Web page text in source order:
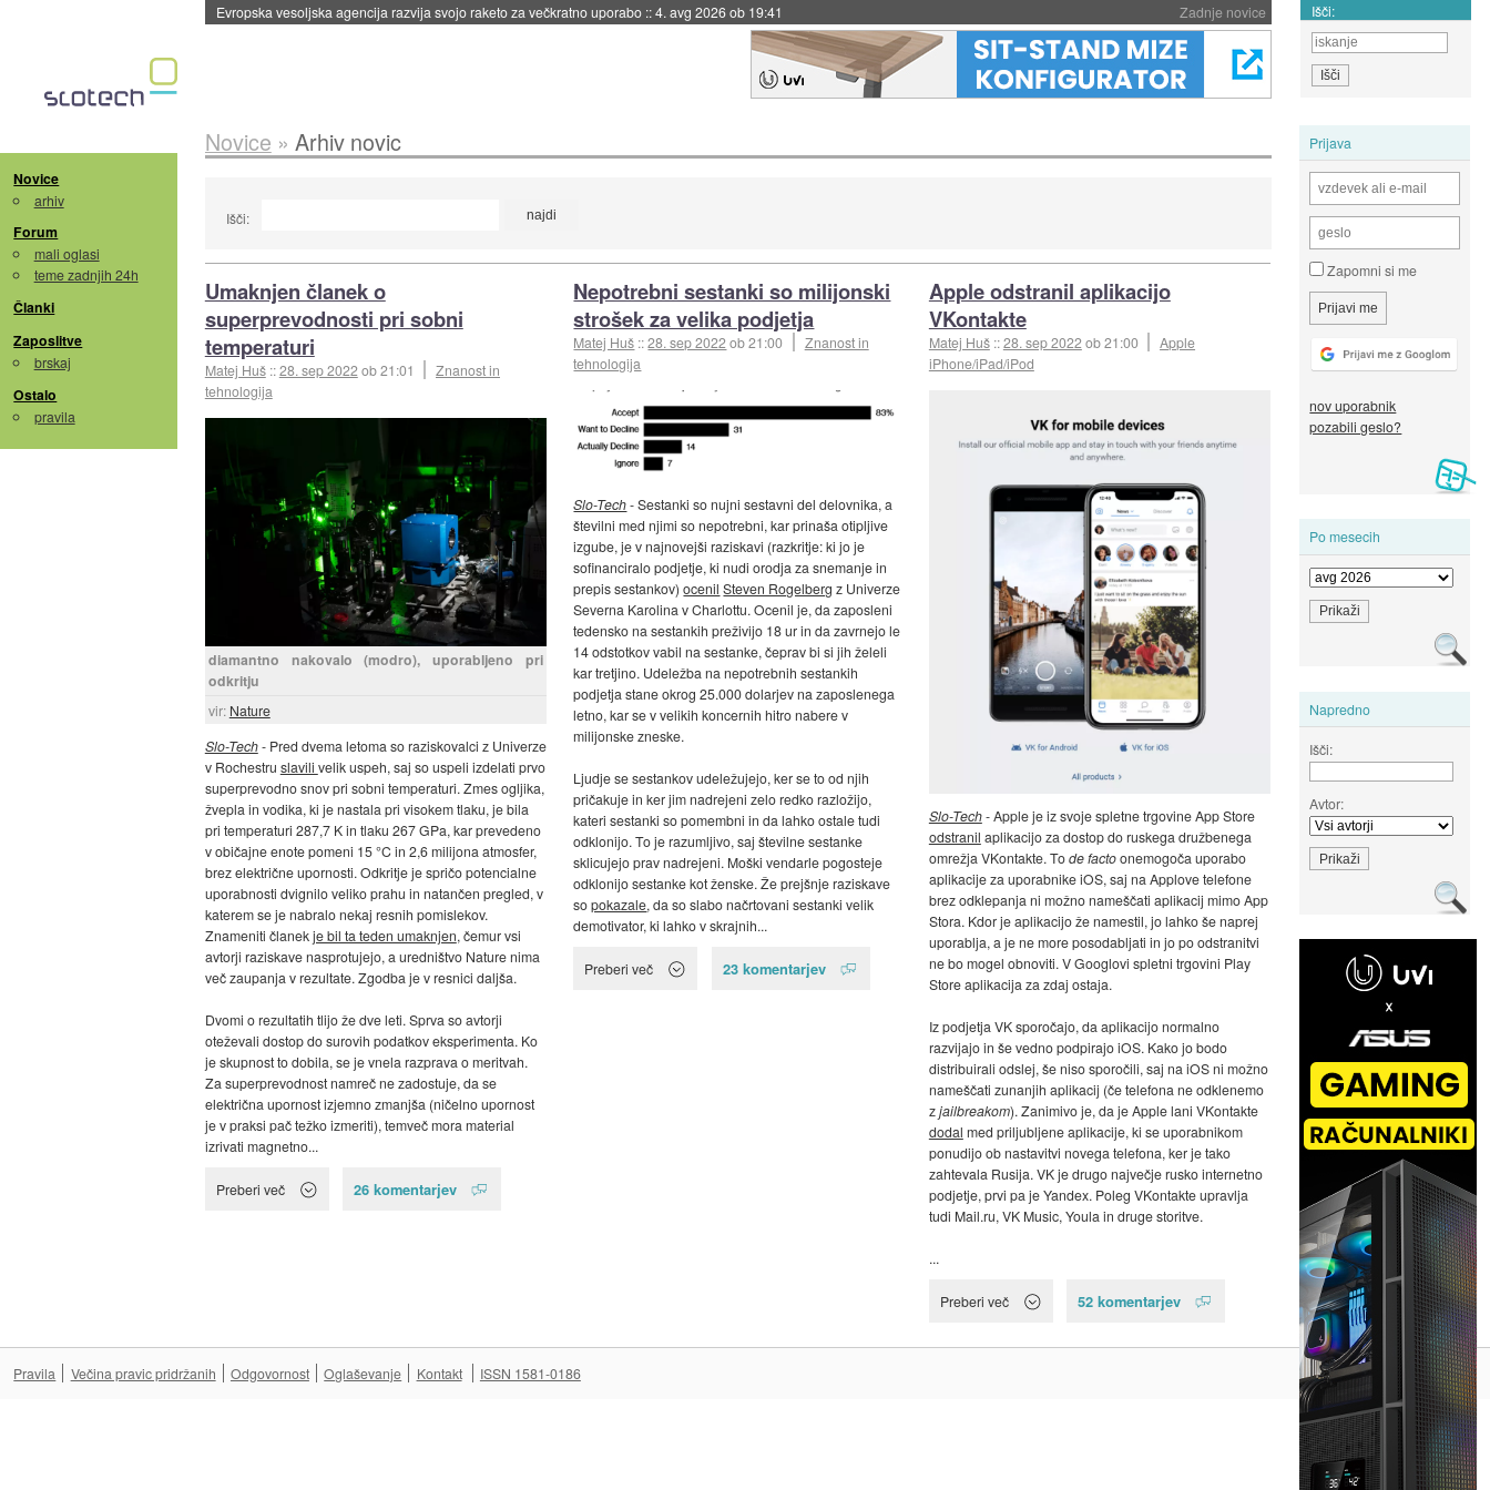
Zadnje novice
Evropska vesoljska agencija razvija svojo raketo za večkratno uporabo ::4. avg 2026 ob 19:41 Išči:
Novice
arhiv
Forum
mali oglasi
teme zadnjih 24h
Članki
Zaposlitve
brskaj
Ostalo
pravila
Prijava
Zapomni si me
nov uporabnik
pozabili geslo?
Po mesecih
Napredno
Išči:
Avtor:
Novice » Arhiv novic
Išči:
Umaknjen članek o
superprevodnosti pri sobni
temperaturi
Matej Huš ::28. sep 2022ob 21:01
Znanost in
tehnologija
diamantno nakovalo (modro), uporabljeno pri
odkritju
vir: Nature
Slo-Tech- Pred dvema letoma so raziskovalci z Univerze
v Rochestru slavili velik uspeh, saj so uspeli izdelati prvo
superprevodno snov pri sobni temperaturi. Zmes ogljika,
žvepla in vodika, ki je nastala pri visokem tlaku, je bila
pri temperaturi 287,7 K in tlaku 267 GPa, kar prevedeno
v običajne enote pomeni 15 °C in 2,6 milijona atmosfer,
brez električne upornosti. Odkritje je spričo potencialne
uporabnosti dvignilo veliko prahu in natančen pregled, v
katerem se je nabralo nekaj resnih pomislekov.
Znameniti članekje bil ta teden umaknjen, čemur vsi
avtorji raziskave nasprotujejo, a uredništvo Nature nima
več zaupanja v rezultate. Zgodba je v resnici daljša.
Dvomi o rezultatih tlijo že dve leti. Sprva so avtorji
oteževali dostop do surovih podatkov eksperimenta. Ko
je skupnost to dobila, se je vnela razprava o meritvah.
Za superprevodnost namreč ne zadostuje, da se
električna upornost izjemno zmanjša (ničelno upornost
je v praksi pač težko izmeriti), temveč mora material
izrivati magnetno...
Preberi več 26 komentarjev
Nepotrebni sestanki so milijonski
strošek za velika podjetja
Matej Huš ::28. sep 2022ob 21:00
Znanost in
tehnologija
Slo-Tech- Sestanki so nujni sestavni del delovnika, a
številni med njimi so nepotrebni, kar prinaša otipljive
izgube, je v najnovejši raziskavi (razkritje: ki jo je
sofinanciralo podjetje, ki nudi orodja za snemanje in
prepis sestankov)ocenil Steven Rogelberg z Univerze
Severna Karolina v Charlottu. Ocenil je, da zaposleni
tedensko na sestankih preživijo 18 ur in da zavrnejo le
14 odstotkov vabil na sestanke, čeprav bi si jih želeli
kar tretjino. Udeležba na nepotrebnih sestankih
podjetja stane okrog 25.000 dolarjev na zaposlenega
letno, kar se v velikih koncernih hitro nabere v
milijonske zneske.
Ljudje se sestankov udeležujejo, ker se to od njih
pričakuje in ker jim nadrejeni zelo redko razložijo,
kateri sestanki so pomembni in da lahko ostale tudi
odklonijo. To je razumljivo, saj številne sestanke
sklicujejo prav nadrejeni. Moški vendarle pogosteje
odklonijo sestanke kot ženske. Že prejšnje raziskave
sopokazale, da so slabo načrtovani sestanki velik
demotivator, ki lahko v skrajnih...
Preberi več 23 komentarjev
Apple odstranil aplikacijo
VKontakte
Matej Huš ::28. sep 2022ob 21:00
Apple
iPhone/iPad/iPod
Slo-Tech- Apple je iz svoje spletne trgovine App Store
odstranil aplikacijo za dostop do ruskega družbenega
omrežja VKontakte. Tode factoonemogoča uporabo
aplikacije za uporabnike iOS, saj na Applove telefone
brez odklepanja ni možno nameščati aplikacij mimo App
Stora. Kdor je aplikacijo že namestil, jo lahko še naprej
uporablja, a je ne more posodabljati in jo po odstranitvi
ne bo mogel obnoviti. V Googlovi spletni trgovini Play
Store aplikacija za zdaj ostaja.
Iz podjetja VK sporočajo, da aplikacijo normalno
razvijajo in še vedno podpirajo iOS. Kako jo bodo
distribuirali odslej, še niso sporočili, saj na iOS ni možno
nameščati zunanjih aplikacij (če telefona ne odklenemo
zjailbreakom). Zanimivo je, da je Apple lani VKontakte
dodal med priljubljene aplikacije, ki se uporabnikom
ponudijo ob nastavitvi novega telefona, ker je tako
zahtevala Rusija. VK je drugo največje rusko internetno
podjetje, prvi pa je Yandex. Poleg VKontakte upravlja
tudi Mail.ru, VK Music, Youla in druge storitve.
...
Preberi več 52 komentarjev
Na vrh ^
Pravila Večina pravic pridržanih Odgovornost Oglaševanje Kontakt ISSN 1581-0186